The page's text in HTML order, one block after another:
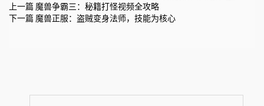
上一篇 魔兽争霸三：秘籍打怪视频全攻略
下一篇 魔兽正服：盗贼变身法师，技能为核心